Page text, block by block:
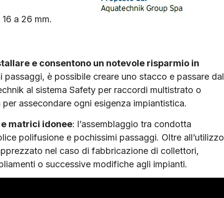
a 26 mm.
e consentono un notevole risparmio in
passaggi, è possibile creare uno stacco e passare dal
al sistema Safety per raccordi multistrato o
assecondare ogni esigenza impiantistica.
matrici idonee: l’assemblaggio tra condotta
polifusione e pochissimi passaggi. Oltre all’utilizzo
nel caso di fabbricazione di collettori,
o successive modifiche agli impianti.